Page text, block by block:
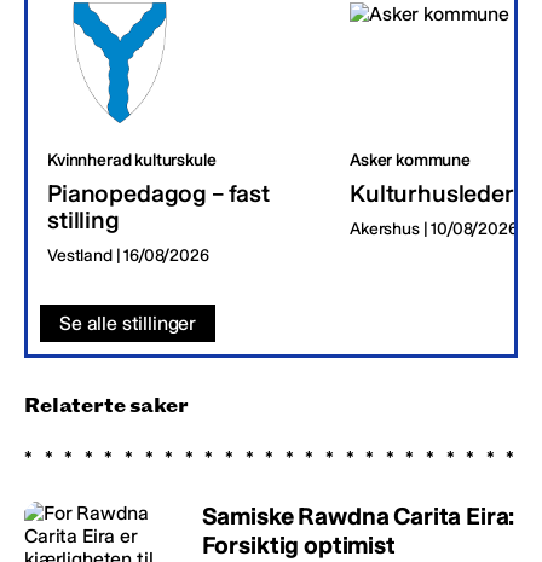
Kvinnherad kulturskule
Pianopedagog – fast
stilling
Vestland | 16/08/2026
Asker kommune
Kulturhusleder
Akershus | 10/08/2026
Se alle stillinger
Relaterte saker
Samiske Rawdna Carita Eira:
Forsiktig optimist